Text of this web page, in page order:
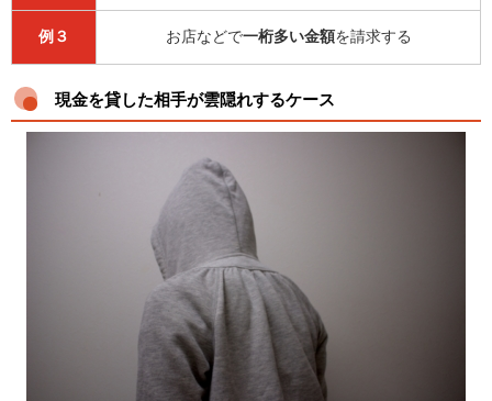
例３ お店などで一桁多い金額を請求する
現金を貸した相手が雲隠れするケース